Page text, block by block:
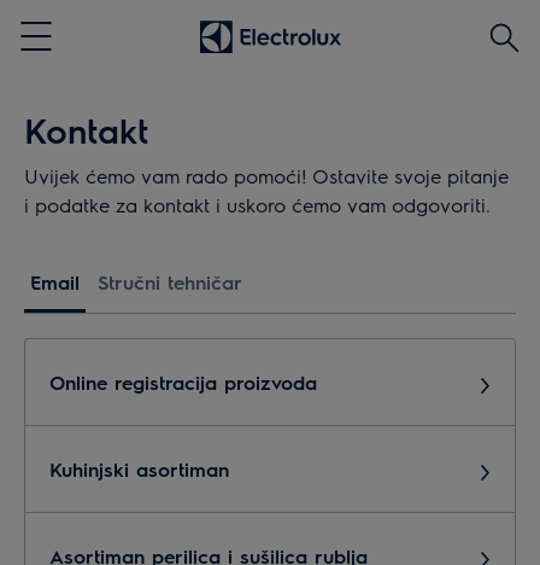
Menu
Traži
Kontakt
Uvijek ćemo vam rado pomoći! Ostavite svoje pitanje
i podatke za kontakt i uskoro ćemo vam odgovoriti.
Email Stručni tehničar
Online registracija proizvoda
Kuhinjski asortiman
Asortiman perilica i sušilica rublja